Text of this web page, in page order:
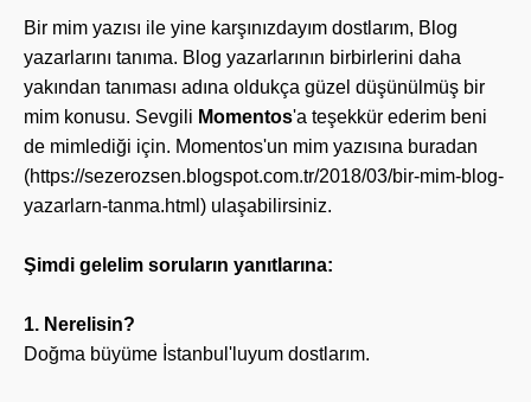
Bir mim yazısı ile yine karşınızdayım dostlarım, Blog
yazarlarını tanıma. Blog yazarlarının birbirlerini daha
yakından tanıması adına oldukça güzel düşünülmüş bir
mim konusu. Sevgili Momentos'a teşekkür ederim beni
de mimlediği için. Momentos'un mim yazısına buradan
(https://sezerozsen.blogspot.com.tr/2018/03/bir-mim-blog-
yazarlarn-tanma.html) ulaşabilirsiniz.
Şimdi gelelim soruların yanıtlarına:
1. Nerelisin?
Doğma büyüme İstanbul'luyum dostlarım.